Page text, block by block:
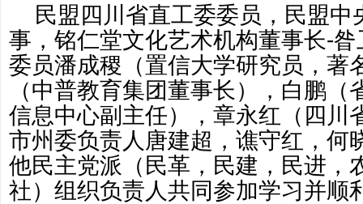
民盟四川省直工委委员，民盟中
事，铭仁堂文化艺术机构董事长-
委员潘成稷（置信大学研究员，著
（中普教育集团董事长），白鹏
信息中心副主任），章永红（四川
市州委负责人唐建超，谯守红，何
他民主党派（民革，民建，民进，
社）组织负责人共同参加学习并顺